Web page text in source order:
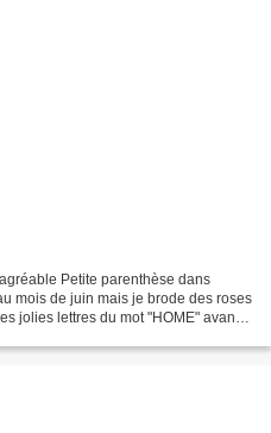
Petite parenthèse dans
mois de juin mais je brode des roses
jolies lettres du mot "HOME" avant :